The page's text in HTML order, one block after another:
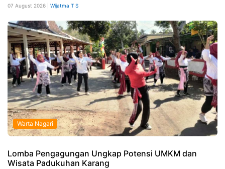
07 August 2026 | Wijatma T S
Warta Nagari
Lomba Pengagungan Ungkap Potensi UMKM dan
Wisata Padukuhan Karang